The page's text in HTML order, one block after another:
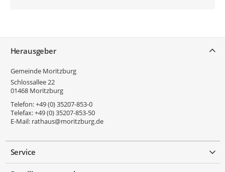
Herausgeber
Gemeinde Moritzburg
Schlossallee 22
01468 Moritzburg
Telefon:+49 (0) 35207-853-0
Telefax:+49 (0) 35207-853-50
E-Mail: rathaus@moritzburg.de
Service